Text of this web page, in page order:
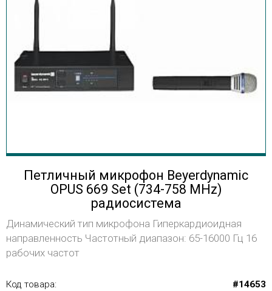
Петличный микрофон Beyerdynamic
OPUS 669 Set (734-758 MHz)
радиосистема
Динамический тип микрофона Гиперкардиоидная
направленность Частотный диапазон: 65-16000 Гц 16
рабочих частот
Код товара: #14653